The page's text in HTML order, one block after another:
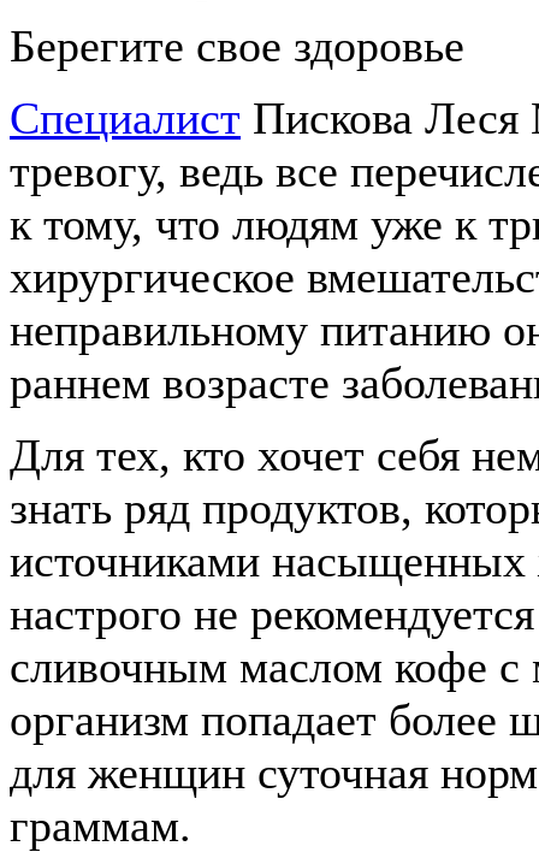
Берегите свое здоровье
Специалист Пискова Леся
тревогу, ведь все
к тому, что людям уже к
хирургическое
неправильному питанию
раннем возрасте
Для тех, кто хочет себя
знать ряд продуктов,
источниками
настрого не
сливочным маслом кофе с
организм попадает более
для женщин суточная
граммам.